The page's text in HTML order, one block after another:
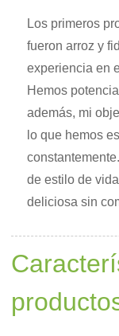
Los primeros
fueron arroz y
experiencia en
Hemos
además, mi
lo que hemos
de estilo de
deliciosa sin